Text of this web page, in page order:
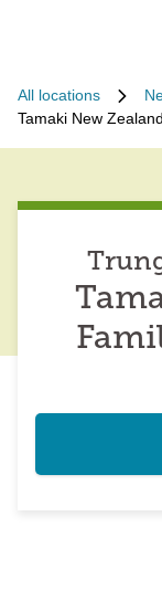
All locations
Tamaki New